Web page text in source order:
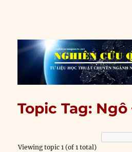
Topic Tag:
Viewing topic 1 (of 1 total)